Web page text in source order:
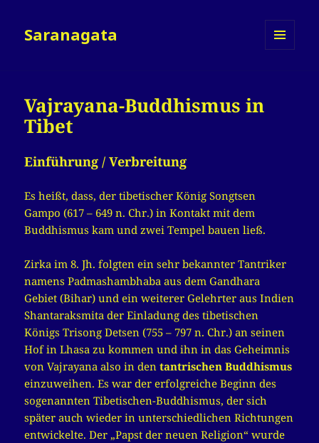
Saranagata
Vajrayana-Buddhismus in
Tibet
Einführung / Verbreitung
Es heißt, dass, der tibetischer König Songtsen
Gampo (617 – 649 n. Chr.) in Kontakt mit dem
Buddhismus kam und zwei Tempel bauen ließ.
Zirka im 8. Jh. folgten ein sehr bekannter Tantriker
namens Padmashambhaba aus dem Gandhara
Gebiet (Bihar) und ein weiterer Gelehrter aus Indien
Shantaraksmita der Einladung des tibetischen
Königs Trisong Detsen (755 – 797 n. Chr.) an seinen
Hof in Lhasa zu kommen und ihn in das Geheimnis
von Vajrayana also in dentantrischen Buddhismus
einzuweihen. Es war der erfolgreiche Beginn des
sogenannten Tibetischen-Buddhismus, der sich
später auch wieder in unterschiedlichen Richtungen
entwickelte. Der „Papst der neuen Religion“ wurde